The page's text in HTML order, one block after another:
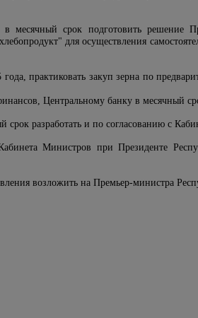
месячный срок подготовить решение
для осуществления
практиковать закуп зерна по
Центральному банку в месячный
разработать и по согласованию с
Министров при Президенте
возложить на Премьер-министра